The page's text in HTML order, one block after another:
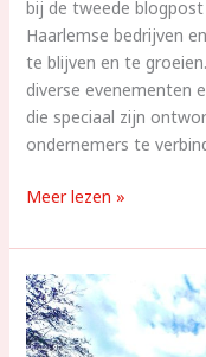
bij de tweede
Haarlemse bedrijven
te blijven en te
diverse evenementen
die speciaal zijn
ondernemers te
Evenementen
Netwerkmogelijkheden
in
Haarlem
Meer lezen »